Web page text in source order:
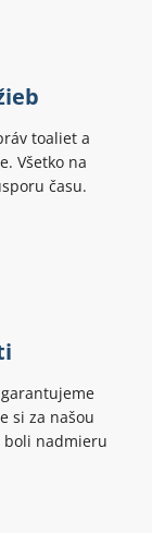
toaliet a
Všetko na
času.
si za našou
boli nadmieru